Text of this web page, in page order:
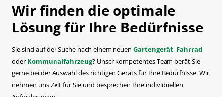
Wir finden die optimale
Lösung für Ihre Bedürfnisse
Sie sind auf der Suche nach einem neuen Gartengerät, Fahrrad
oder Kommunalfahrzeug? Unser kompetentes Team berät Sie
gerne bei der Auswahl des richtigen Geräts für Ihre Bedürfnisse. Wir
nehmen uns Zeit für Sie und besprechen Ihre individuellen